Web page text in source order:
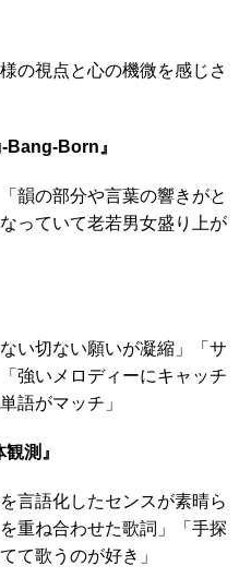
の視点と心の機微を感じさ
Born』
韻の部分や言葉の響きがと
っていて老若男女盛り上が
い切ない願いが凝縮」「サ
強いメロディーにキャッチ
語がマッチ」
測』
言語化したセンスが素晴ら
重ね合わせた歌詞」「手探
て歌うのが好き」